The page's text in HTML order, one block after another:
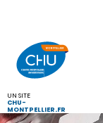
UN SITE
CHU-
MONTPELLIER.FR